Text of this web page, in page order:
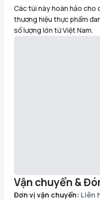
Các túi này hoàn hảo cho
thương hiệu thực phẩm
số lượng lớn từ Việt Nam.
Vận chuyển &
Đơn vị vận chuyển: Liên